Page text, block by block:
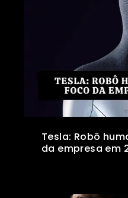
Tesla: Robô
da empresa em